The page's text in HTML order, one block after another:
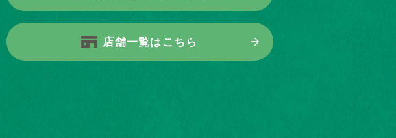
店舗一覧はこちら